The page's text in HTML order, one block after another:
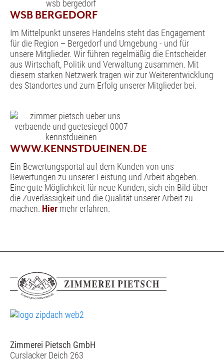
WSB BERGEDORF
Im Mittelpunkt unseres Handelns steht das Engagement
für die Region – Bergedorf und Umgebung - und für
unsere Mitglieder. Wir führen regelmäßig die Entscheider
aus Wirtschaft, Politik und Verwaltung zusammen. Mit
diesem starken Netzwerk tragen wir zur Weiterentwicklung
des Standortes und zum Erfolg unserer Mitglieder bei.
WWW.KENNSTDUEINEN.DE
Ein Bewertungsportal auf dem Kunden von uns
Bewertungen zu unserer Leistung und Arbeit abgeben.
Eine gute Möglichkeit für neue Kunden, sich ein Bild über
die Zuverlässigkeit und die Qualität unserer Arbeit zu
machen. Hier mehr erfahren.
Zimmerei Pietsch GmbH
Curslacker Deich 263